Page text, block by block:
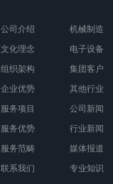
公司介绍
文化理念
组织架构
企业优势
服务项目
服务优势
服务范畴
联系我们
机械制造
电子设备
集团客户
其他行业
公司新闻
行业新闻
媒体报道
专业知识